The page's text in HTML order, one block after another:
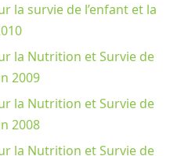
la survie de l’enfant et la
la Nutrition et Survie de
2009
la Nutrition et Survie de
2008
la Nutrition et Survie de